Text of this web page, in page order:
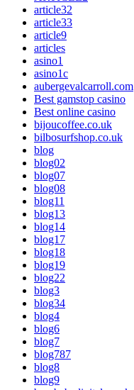
article32
article33
article9
articles
asino1
asino1c
aubergevalcarroll.com
Best gamstop casino
Best online casino
bijoucoffee.co.uk
bilbosurfshop.co.uk
blog
blog02
blog07
blog08
blog11
blog13
blog14
blog17
blog18
blog19
blog22
blog3
blog34
blog4
blog6
blog7
blog787
blog8
blog9